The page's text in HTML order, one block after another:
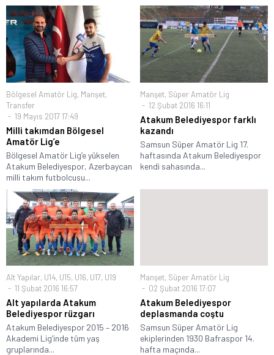
Bölgesel Amatör Lig, Manşet,
Transfer
19 Mayıs 2017 17:49
Milli takımdan Bölgesel
Amatör Lig’e
Bölgesel Amatör Lig’e yükselen
Atakum Belediyespor, Azerbaycan
milli takım futbolcusu...
Manşet, Süper Amatör Lig
12 Şubat 2016 16:11
Atakum Belediyespor farklı
kazandı
Samsun Süper Amatör Lig 17.
haftasında Atakum Belediyespor
kendi sahasında...
Alt Yapılar, U14, U15, U16, U17, U19
11 Şubat 2016 16:57
Alt yapılarda Atakum
Belediyespor rüzgarı
Atakum Belediyespor 2015 – 2016
Akademi Lig’inde tüm yaş
gruplarında...
Manşet, Süper Amatör Lig
02 Şubat 2016 17:07
Atakum Belediyespor
deplasmanda coştu
Samsun Süper Amatör Lig
ekiplerinden 1930 Bafraspor 14.
hafta maçında...